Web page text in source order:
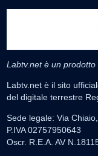
Labtv.net è un prodotto
Labtv.net è il sito
del digitale terrestre
Sede legale: Via
P.IVA 02757950643
Oscr. R.E.A. AV